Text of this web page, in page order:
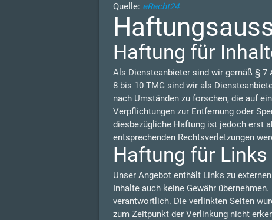
Quelle: eRecht24
Haftung für
Als Diensteanbieter sind wir gemäß § 7
8 bis 10 TMG sind wir als
nach Umständen zu forschen, die auf
Verpflichtungen zur Entfernung oder
diesbezügliche Haftung ist jedoch erst
entsprechenden Rechtsverletzungen
Haftung für Links
Unser Angebot enthält Links zu
Inhalte auch keine Gewähr
verantwortlich. Die verlinkten Seiten
zum Zeitpunkt der Verlinkung nicht